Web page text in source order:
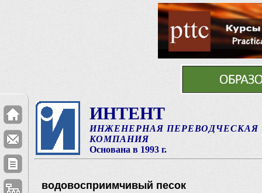
ИНТЕНТ
ИНЖЕНЕРНАЯ ПЕРЕВОДЧЕСКАЯ
КОМПАНИЯ
Основана в 1993 г.
водовосприимчивый песок